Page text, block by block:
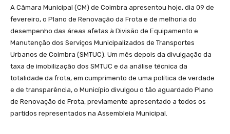
A Câmara Municipal (CM) de Coimbra apresentou hoje, dia 09 de
fevereiro, o Plano de Renovação da Frota e de melhoria do
desempenho das áreas afetas à Divisão de Equipamento e
Manutenção dos Serviços Municipalizados de Transportes
Urbanos de Coimbra (SMTUC). Um mês depois da divulgação da
taxa de imobilização dos SMTUC e da análise técnica da
totalidade da frota, em cumprimento de uma política de verdade
e de transparência, o Município divulgou o tão aguardado Plano
de Renovação de Frota, previamente apresentado a todos os
partidos representados na Assembleia Municipal.